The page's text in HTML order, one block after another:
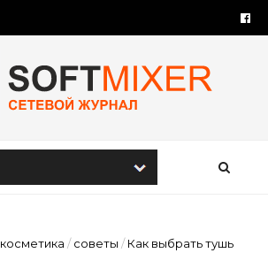
косметика / советы / Как выбрать тушь